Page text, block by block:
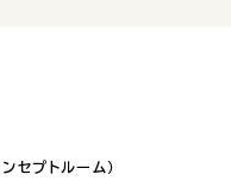
ンセプトルーム）